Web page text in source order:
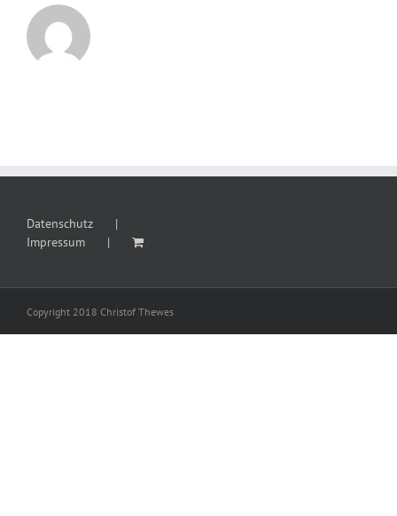
Datenschutz
Impressum
Copyright 2018 Christof Thewes